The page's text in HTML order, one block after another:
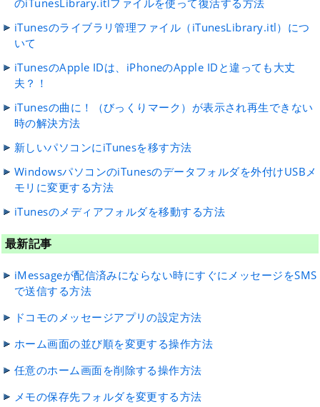
のiTunesLibrary.itlファイルを使って復活する方法
iTunesのライブラリ管理ファイル（iTunesLibrary.itl）につ
いて
iTunesのApple IDは、iPhoneのApple IDと違っても大丈
夫？！
iTunesの曲に！（びっくりマーク）が表示され再生できない
時の解決方法
新しいパソコンにiTunesを移す方法
WindowsパソコンのiTunesのデータフォルダを外付けUSBメ
モリに変更する方法
iTunesのメディアフォルダを移動する方法
最新記事
iMessageが配信済みにならない時にすぐにメッセージをSMS
で送信する方法
ドコモのメッセージアプリの設定方法
ホーム画面の並び順を変更する操作方法
任意のホーム画面を削除する操作方法
メモの保存先フォルダを変更する方法